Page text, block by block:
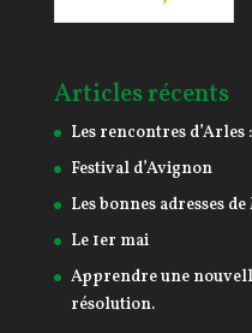
Articles récents
Les rencontres
Festival d’Avignon
Les bonnes adresses
Le 1er mai
Apprendre une
résolution.